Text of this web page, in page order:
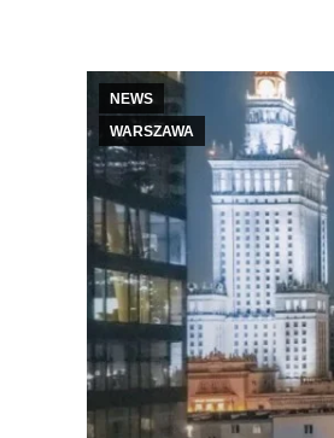
NEWS
WARSZAWA